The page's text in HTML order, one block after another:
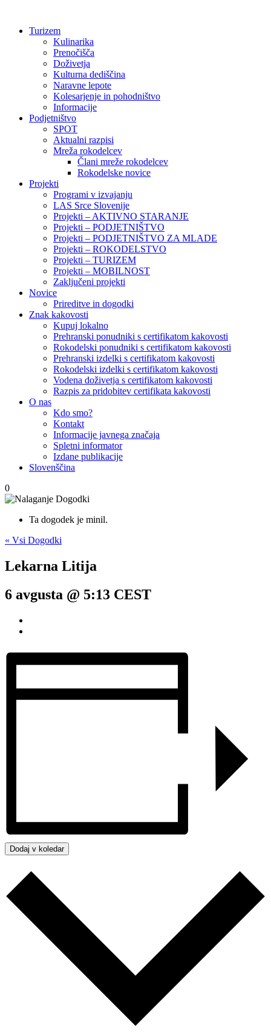
vsebinoTurizem
Kulinarika
Prenočišča
Doživetja
Kulturna dediščina
Naravne lepote
Kolesarjenje in pohodništvo
Informacije
Podjetništvo
SPOT
Aktualni razpisi
Mreža rokodelcev
Člani mreže rokodelcev
Rokodelske novice
Projekti
Programi v izvajanju
LAS Srce Slovenije
Projekti – AKTIVNO STARANJE
Projekti – PODJETNIŠTVO
Projekti – PODJETNIŠTVO ZA MLADE
Projekti – ROKODELSTVO
Projekti – TURIZEM
Projekti – MOBILNOST
Zaključeni projekti
Novice
Prireditve in dogodki
Znak kakovosti
Kupuj lokalno
Prehranski ponudniki s certifikatom kakovosti
Rokodelski ponudniki s certifikatom kakovosti
Prehranski izdelki s certifikatom kakovosti
Rokodelski izdelki s certifikatom kakovosti
Vodena doživetja s certifikatom kakovosti
Razpis za pridobitev certifikata kakovosti
O nas
Kdo smo?
Kontakt
Informacije javnega značaja
Spletni informator
Izdane publikacije
Slovenščina
0
Ta dogodek je minil.
« Vsi Dogodki
Lekarna Litija
6 avgusta @ 5:13 CEST
Dodaj v koledar